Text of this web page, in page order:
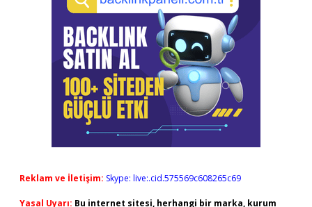
Reklam ve İletişim: Skype: live:.cid.575569c608265c69
Yasal Uyarı: Bu internet sitesi, herhangi bir marka, kurum